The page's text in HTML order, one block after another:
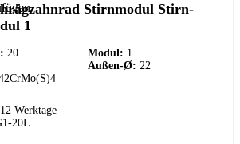
Stirnmodul Stirn-
1
20 Modul: 1
Außen-Ø: 22
Werktage
20L